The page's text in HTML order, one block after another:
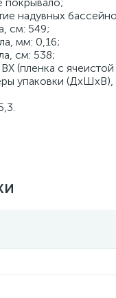
надувных
см: 549;
мм: 0,16;
см: 538;
(пленка с ячеистой
упаковки (ДхШхВ),